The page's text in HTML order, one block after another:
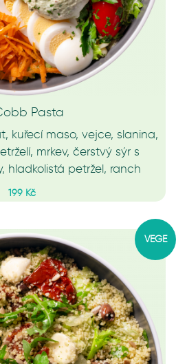
Pasta
kuřecí maso, vejce, slanina,
mrkev, čerstvý sýr s
hladkolistá petržel, ranch
199 Kč
VEGE